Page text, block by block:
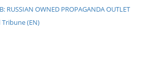
RUSSIAN OWNED PROPAGANDA OUTLET
(EN)